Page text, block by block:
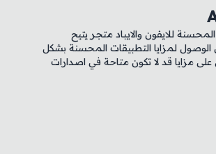
للايفون والايباد متجر يتيح
لمزايا التطبيقات المحسنة بشكل
مزايا قد لا تكون متاحة في اصدارات